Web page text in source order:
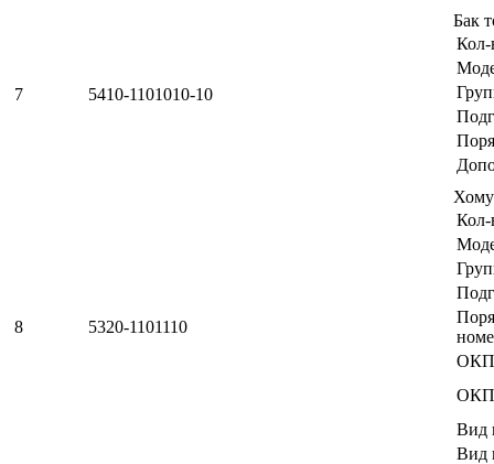
7 5410-1101010-10
Бак
Кол-
8 5320-1101110
Кол-
Вид
Вид